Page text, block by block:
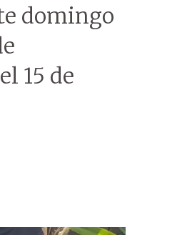
domingo
15 de